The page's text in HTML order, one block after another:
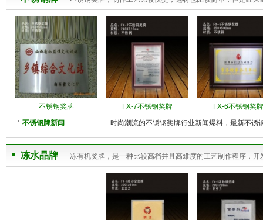
不锈钢奖牌 FX-7不锈钢奖牌
FX-6不锈钢奖牌
不锈钢牌新闻
时尚潮流的不锈钢奖牌行业新闻爆料，最新不
冻水晶牌 冻有机奖牌，是一种比较高档并且高难度的工艺制作程序，